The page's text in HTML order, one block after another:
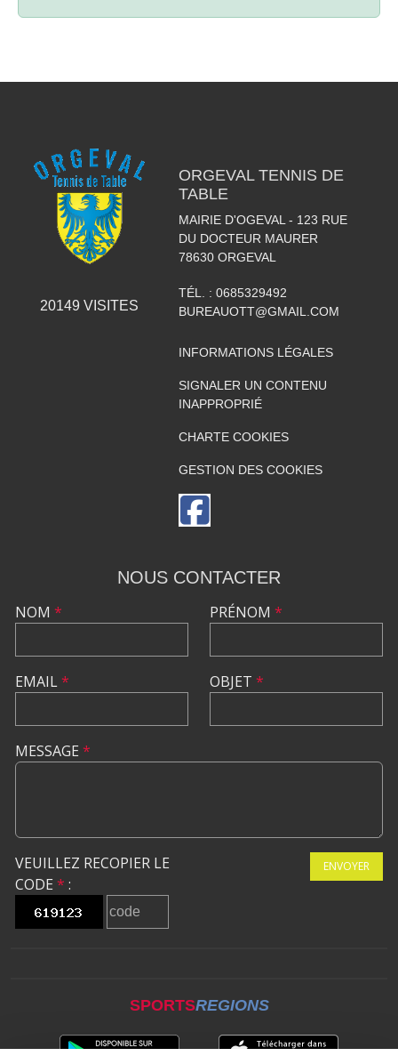
20149 VISITES
ORGEVAL TENNIS DE
TABLE
MAIRIE D'OGEVAL - 123 RUE
DU DOCTEUR MAURER
78630 ORGEVAL
TÉL. : 0685329492
BUREAUOTT@GMAIL.COM
INFORMATIONS LÉGALES
SIGNALER UN CONTENU
INAPPROPRIÉ
CHARTE COOKIES
GESTION DES COOKIES
NOUS CONTACTER
NOM *
EMAIL*
PRÉNOM *
OBJET *
MESSAGE *
VEUILLEZ RECOPIER LE
CODE * :
ENVOYER
SPORTSREGIONS